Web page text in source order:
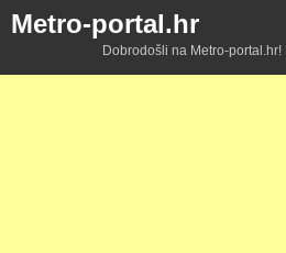
Metro-portal.hr
Dobrodošli na Metro-portal.hr!